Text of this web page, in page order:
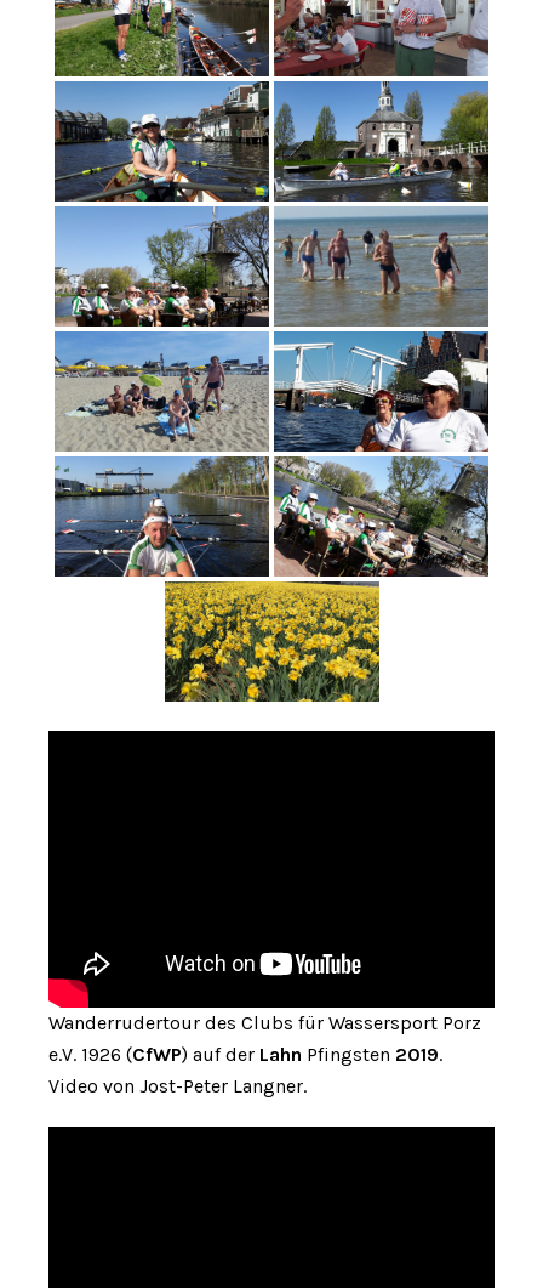
Wanderrudertour des Clubs für Wassersport Porz
e.V. 1926 (CfWP) auf der Lahn Pfingsten 2019.
Video von Jost-Peter Langner.